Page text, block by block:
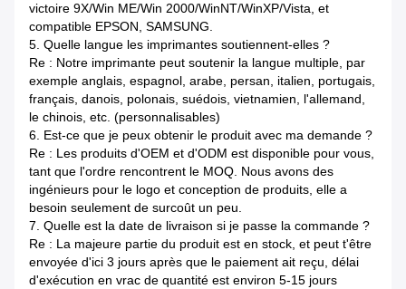
victoire 9X/Win ME/Win 2000/WinNT/WinXP/Vista, et
compatible EPSON, SAMSUNG.
5. Quelle langue les imprimantes soutiennent-elles ?
Re : Notre imprimante peut soutenir la langue multiple, par
exemple anglais, espagnol, arabe, persan, italien, portugais,
français, danois, polonais, suédois, vietnamien, l'allemand,
le chinois, etc. (personnalisables)
6. Est-ce que je peux obtenir le produit avec ma demande ?
Re : Les produits d'OEM et d'ODM est disponible pour vous,
tant que l'ordre rencontrent le MOQ. Nous avons des
ingénieurs pour le logo et conception de produits, elle a
besoin seulement de surcoût un peu.
7. Quelle est la date de livraison si je passe la commande ?
Re : La majeure partie du produit est en stock, et peut t'être
envoyée d'ici 3 jours après que le paiement ait reçu, délai
d'exécution en vrac de quantité est environ 5-15 jours